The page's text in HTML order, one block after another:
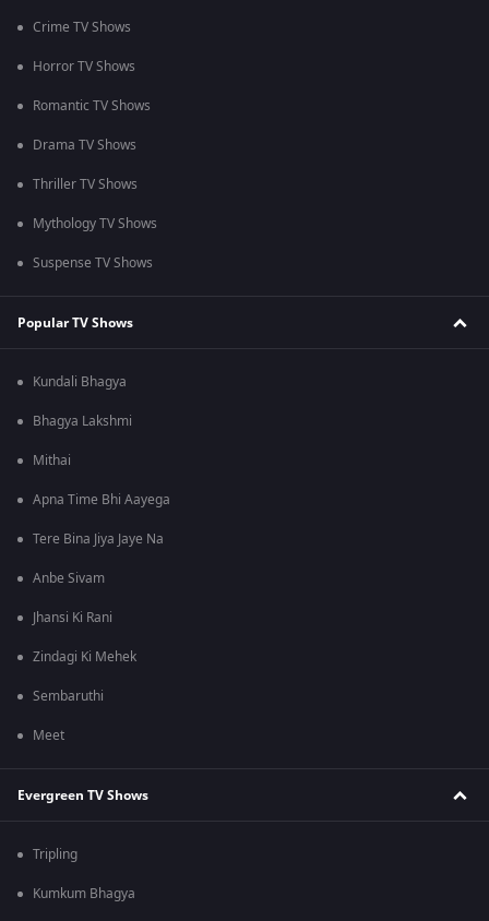
Crime TV Shows
Horror TV Shows
Romantic TV Shows
Drama TV Shows
Thriller TV Shows
Mythology TV Shows
Suspense TV Shows
Popular TV Shows
Kundali Bhagya
Bhagya Lakshmi
Mithai
Apna Time Bhi Aayega
Tere Bina Jiya Jaye Na
Anbe Sivam
Jhansi Ki Rani
Zindagi Ki Mehek
Sembaruthi
Meet
Evergreen TV Shows
Tripling
Kumkum Bhagya